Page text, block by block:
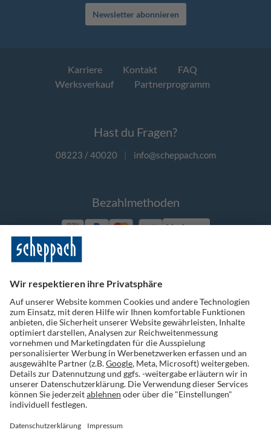
Newsletter abonnieren
Karriere Kontakt
FAQ
Werksverkauf
Partnerprogramm
Hast du Fragen?
08223 / 40020 | info@scheppach.com
Bezahlmethoden
Vorkasse
Folge uns auf Social Media